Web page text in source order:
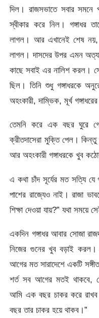
দিল। রাজসভাতে সবার সমনে
স্বীকার করে নিল। গঙ্গাধর
লাগল। আর এখানেই শেষ
লাগল। দাসদের উপর এমন
কাছে সবাই এর নালিশ করল।
ছিল। তিনি শুধু গঙ্গাধরকে
অহংকারী, দাম্ভিক, মূর্খ
তেমনি করে এক বছর ঘুরে
ক্রীতদাসেরা মুক্তি পেল। কিন্তু
আর অহংকারী গঙ্গাধরকে খুব
এ কথা চাঁদ সূর্যের মত সত্যি
পাশের রাজ্যেও নাই। রাজা
শিক্ষা দেওয়া যায়?” যথা
একদিন গঙ্গাধর আবার সোজা
নিজের গুনের খুব বড়াই করল।
আগের মত সারাদেশে একটি
শর্ত সব আগের মতই থাকবে,
আমি এক বছর চাকর করে
বছর তার চাকর হয়ে থাকব।”